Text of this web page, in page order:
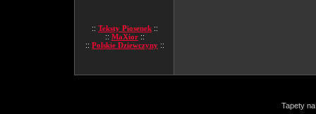
:: Teksty Piosenek ::
:: MaXior ::
:: Polskie Dziewczyny ::
Tapety